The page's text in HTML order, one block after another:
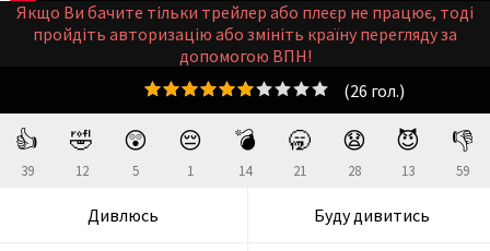
👍
39
🤣
12
😲
5
😔
1
💣
14
🥱
21
😧
28
😈
13
👎
59
Дивлюсь Буду дивитись
(26 гол.)
Якщо Ви бачите тільки трейлер або плеєр не працює, тоді
пройдіть авторизацію або змініть країну перегляду за
допомогою ВПН!